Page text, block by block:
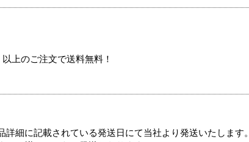
上のご注文で送料無料！
細に記載されている発送日にて当社より発送いたします。